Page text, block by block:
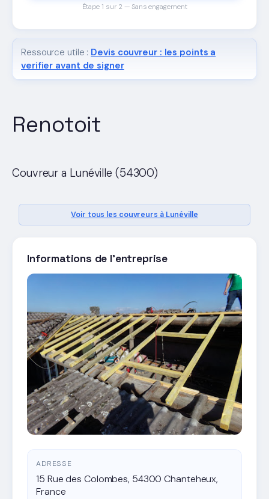
Renotoit
Couvreur a Lunéville (54300)
Voir tous les couvreurs à Lunéville
Informations de l'entreprise
ADRESSE
15 Rue des Colombes, 54300 Chanteheux,
France
Étape 1 sur 2 — Sans engagement
Ressource utile : Devis couvreur : les points a
verifier avant de signer